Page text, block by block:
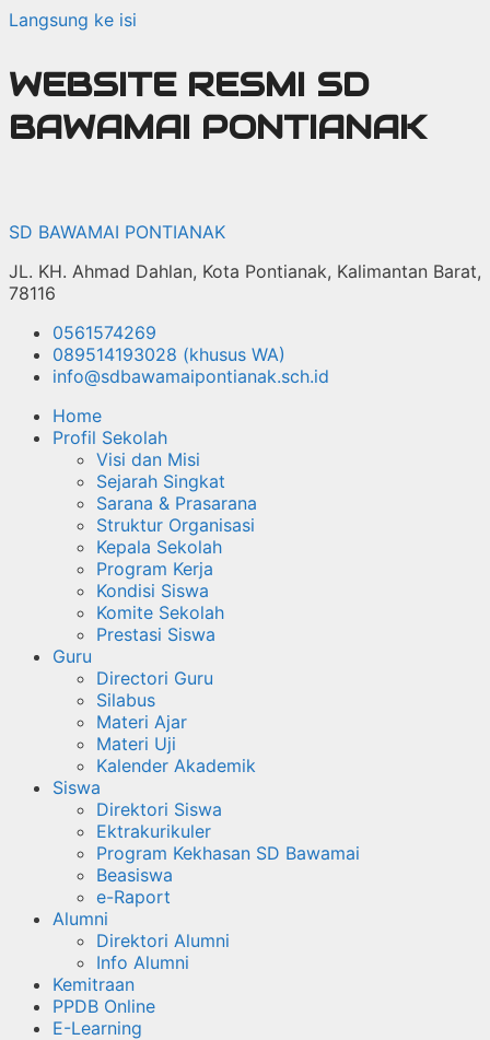
Langsung ke isi
WEBSITE RESMI SD
BAWAMAI PONTIANAK
SD BAWAMAI PONTIANAK
JL. KH. Ahmad Dahlan, Kota Pontianak, Kalimantan Barat,
78116
0561574269
089514193028 (khusus WA)
info@sdbawamaipontianak.sch.id
Home
Profil Sekolah
Visi dan Misi
Sejarah Singkat
Sarana & Prasarana
Struktur Organisasi
Kepala Sekolah
Program Kerja
Kondisi Siswa
Komite Sekolah
Prestasi Siswa
Guru
Directori Guru
Silabus
Materi Ajar
Materi Uji
Kalender Akademik
Siswa
Direktori Siswa
Ektrakurikuler
Program Kekhasan SD Bawamai
Beasiswa
e-Raport
Alumni
Direktori Alumni
Info Alumni
Kemitraan
PPDB Online
E-Learning